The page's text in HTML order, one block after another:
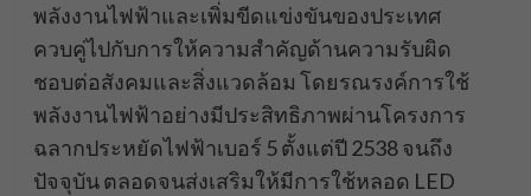
พลังงานไฟฟ้าและเพิ่มขีดแข่งขันของประเทศ
ควบคู่ไปกับการให้ความสำคัญด้านความรับผิด
ชอบต่อสังคมและสิ่งแวดล้อม โดยรณรงค์การใช้
พลังงานไฟฟ้าอย่างมีประสิทธิภาพผ่านโครงการ
ฉลากประหยัดไฟฟ้าเบอร์ 5 ตั้งแต่ปี 2538 จนถึง
ปัจจุบัน ตลอดจนส่งเสริมให้มีการใช้หลอด LED